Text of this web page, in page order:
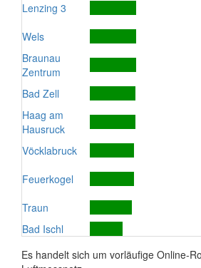
Lenzing 3
Wels
Braunau
Zentrum
Bad Zell
Haag am
Hausruck
Vöcklabruck
Feuerkogel
Traun
Bad Ischl
Es handelt sich um vorläufige Online-